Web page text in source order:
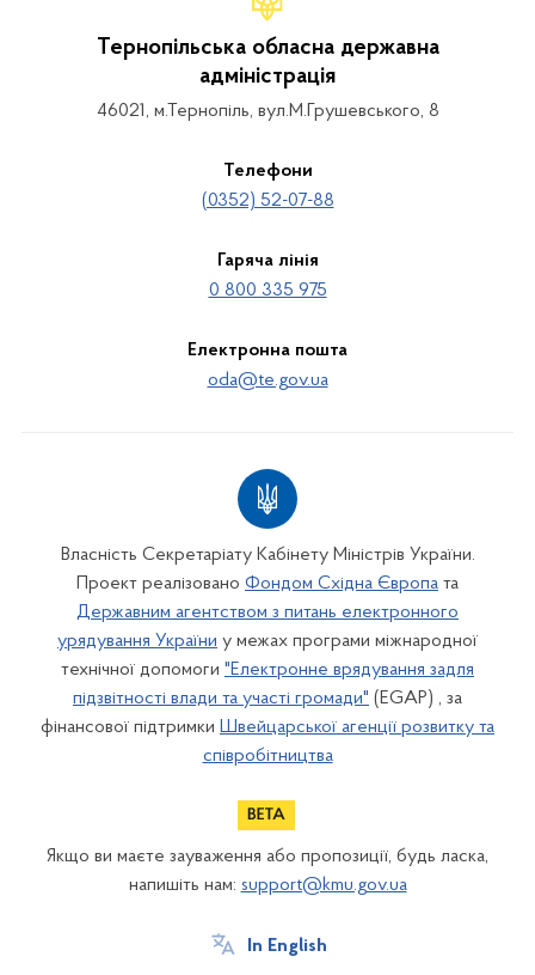
Тернопільська обласна державна
адміністрація
46021, м.Тернопіль, вул.М.Грушевського, 8
Телефони
(0352) 52-07-88
Гаряча лінія
0 800 335 975
Електронна пошта
oda@te.gov.ua
Власність Секретаріату Кабінету Міністрів України.
Проект реалізовано Фондом Східна Європа та
Державним агентством з питань електронного
урядування України у межах програми міжнародної
технічної допомоги "Електронне врядування задля
підзвітності влади та участі громади" (EGAP) , за
фінансової підтримки Швейцарської агенції розвитку та
співробітництва
Якщо ви маєте зауваження або пропозиції, будь ласка,
напишіть нам: support@kmu.gov.ua
In English